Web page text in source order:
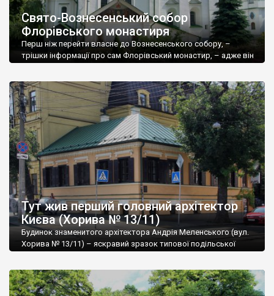
Свято-Вознесенський собор
Флорівського монастиря
Перш ніж перейти власне до Вознесенського собору, –
трішки інформації про сам Флорівський монастир, – адже він
Загальновизнано, що він з’явився десь у XVI столітті, але
коли саме – невідомо. У переписі київських храмів і
монастирів 1543 року він не згадується. Однак […]
Тут жив перший головний архітектор
Києва (Хорива № 13/11)
Будинок знаменитого архітектора Андрія Меленського (вул.
Хорива № 13/11) – яскравий зразок типової подільської
бляхою. Планування анфіладне. Чолові фасади на п’ять вікон
мають характерне для класицизму вирішення. Нижній ярус